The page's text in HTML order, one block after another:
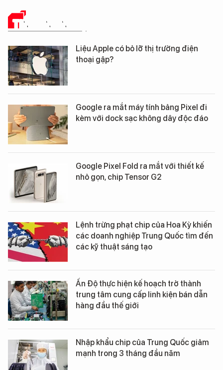
TIN CÔNG NGHỆ
Liệu Apple có bỏ lỡ thị trường điện
thoại gập?
Google ra mắt máy tính bảng Pixel đi
kèm với dock sạc không dây độc đáo
Google Pixel Fold ra mắt với thiết kế
nhỏ gọn, chip Tensor G2
Lệnh trừng phạt chip của Hoa Kỳ khiến
các doanh nghiệp Trung Quốc tìm đến
các kỹ thuật sáng tạo
Ấn Độ thực hiện kế hoạch trở thành
trung tâm cung cấp linh kiện bán dẫn
hàng đầu thế giới
Nhập khẩu chip của Trung Quốc giảm
mạnh trong 3 tháng đầu năm